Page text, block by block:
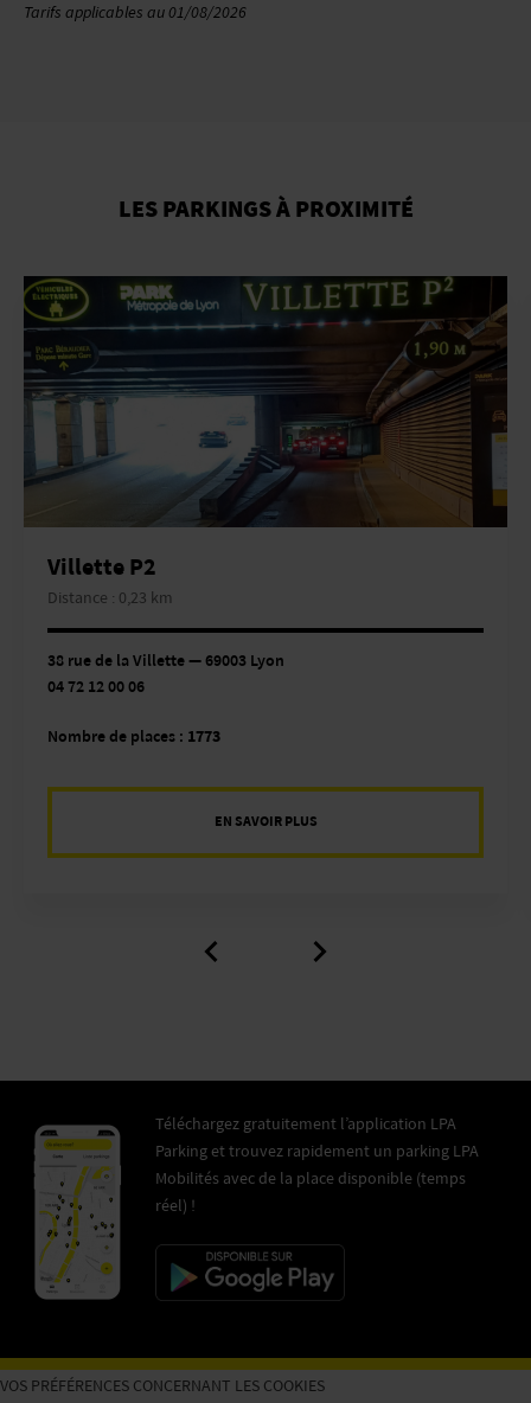
Tarifs applicables au 01/08/2026
LES PARKINGS À PROXIMITÉ
Villette P2
Distance : 0,23 km
38 rue de la Villette — 69003 Lyon
04 72 12 00 06
Nombre de places : 1773
EN SAVOIR PLUS
Téléchargez gratuitement l’application LPA
Parking et trouvez rapidement un parking LPA
Mobilités avec de la place disponible (temps
réel) !
VOS PRÉFÉRENCES CONCERNANT LES COOKIES